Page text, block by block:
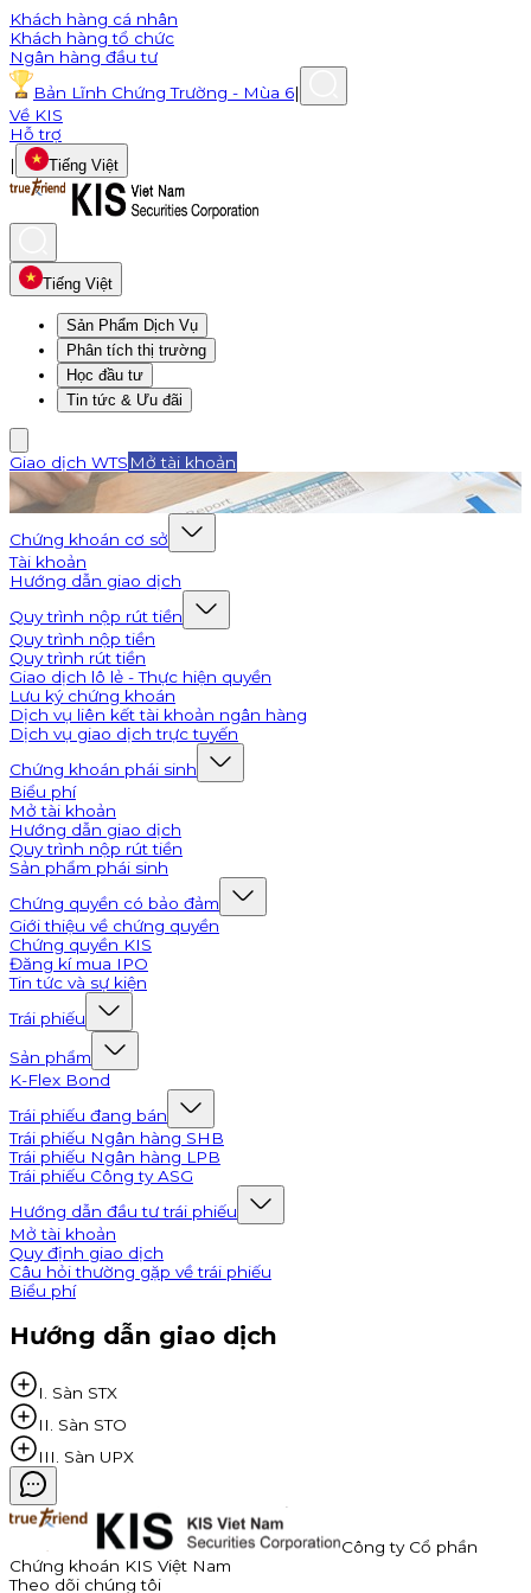
Khách hàng cá nhân
Khách hàng tổ chức
Ngân hàng đầu tư
Bản Lĩnh Chứng Trường - Mùa 6|
Về KIS
Hỗ trợ
|
Tiếng Việt
Tiếng Việt
Sản Phẩm Dịch Vụ
Phân tích thị trường
Học đầu tư
Tin tức & Ưu đãi
Giao dịch WTS Mở tài khoản
Chứng khoán cơ sở
Tài khoản
Hướng dẫn giao dịch
Quy trình nộp rút tiền
Quy trình nộp tiền
Quy trình rút tiền
Giao dịch lô lẻ - Thực hiện quyền
Lưu ký chứng khoán
Dịch vụ liên kết tài khoản ngân hàng
Dịch vụ giao dịch trực tuyến
Chứng khoán phái sinh
Biểu phí
Mở tài khoản
Hướng dẫn giao dịch
Quy trình nộp rút tiền
Sản phẩm phái sinh
Chứng quyền có bảo đảm
Giới thiệu về chứng quyền
Chứng quyền KIS
Đăng kí mua IPO
Tin tức và sự kiện
Trái phiếu
Sản phẩm
K-Flex Bond
Trái phiếu đang bán
Trái phiếu Ngân hàng SHB
Trái phiếu Ngân hàng LPB
Trái phiếu Công ty ASG
Hướng dẫn đầu tư trái phiếu
Mở tài khoản
Quy định giao dịch
Câu hỏi thường gặp về trái phiếu
Biểu phí
Hướng dẫn giao dịch
I. Sàn STX
II. Sàn STO
III. Sàn UPX
Công ty Cổ phần
Chứng khoán KIS Việt Nam
Theo dõi chúng tôi